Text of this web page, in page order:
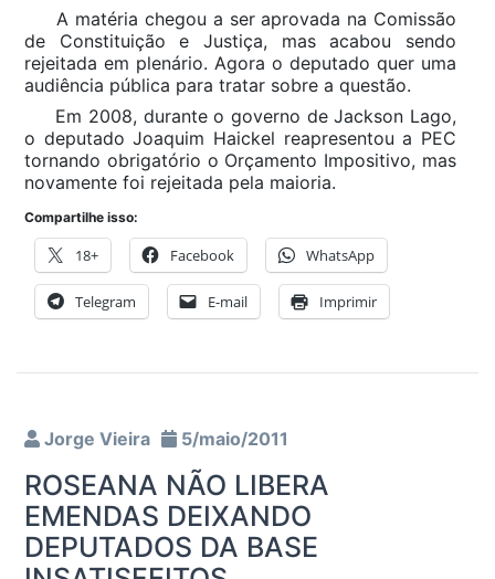
A matéria chegou a ser aprovada na Comissão
de Constituição e Justiça, mas acabou sendo
rejeitada em plenário. Agora o deputado quer uma
audiência pública para tratar sobre a questão.
Em 2008, durante o governo de Jackson Lago,
o deputado Joaquim Haickel reapresentou a PEC
tornando obrigatório o Orçamento Impositivo, mas
novamente foi rejeitada pela maioria.
Compartilhe isso:
18+ Facebook WhatsApp
Telegram E-mail Imprimir
Jorge Vieira 5/maio/2011
ROSEANA NÃO LIBERA
EMENDAS DEIXANDO
DEPUTADOS DA BASE